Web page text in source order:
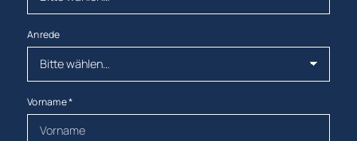
Anrede
Vorname*